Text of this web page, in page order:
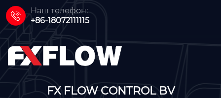

Наш телефон:
+86-18072111115
FX FLOW CONTROL BV